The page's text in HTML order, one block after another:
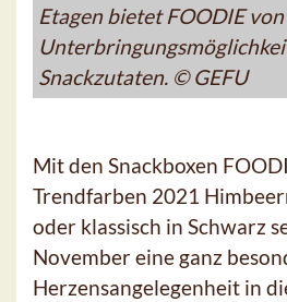
Etagen bietet FOODIE
Snackzutaten. © GEFU
Mit den Snackboxen
Trendfarben 2021
oder klassisch in Schwarz
November eine ganz
Herzensangelegenheit in